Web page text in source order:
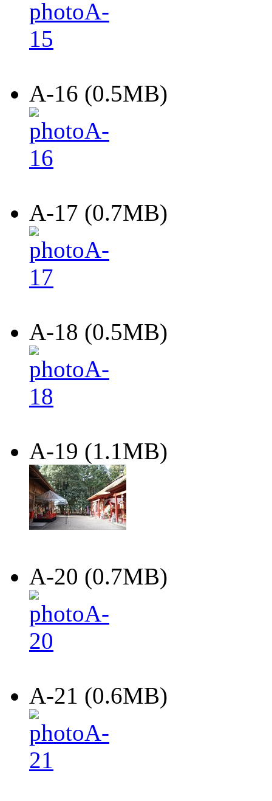
A-16 (0.5MB)
A-17 (0.7MB)
A-18 (0.5MB)
A-19 (1.1MB)
A-20 (0.7MB)
A-21 (0.6MB)